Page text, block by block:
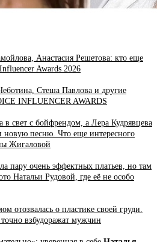
Анастасия Решетова: кто еще
Awards 2026
Стеша Павлова и другие
INFLUENCER AWARDS
свет с бойфрендом, а Лера Кудрявцева
новую песню. Что еще интересного
Жигаловой
пару очень эффектных платьев, но там
Натальи Рудовой, где её не особо
отозвалась о пластике своей груди.
взбудоражат мужчин